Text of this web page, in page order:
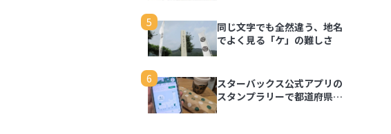
5
同じ文字でも全然違う、地名
でよく見る「ケ」の難しさ
6
スターバックス公式アプリの
スタンプラリーで都道府県の